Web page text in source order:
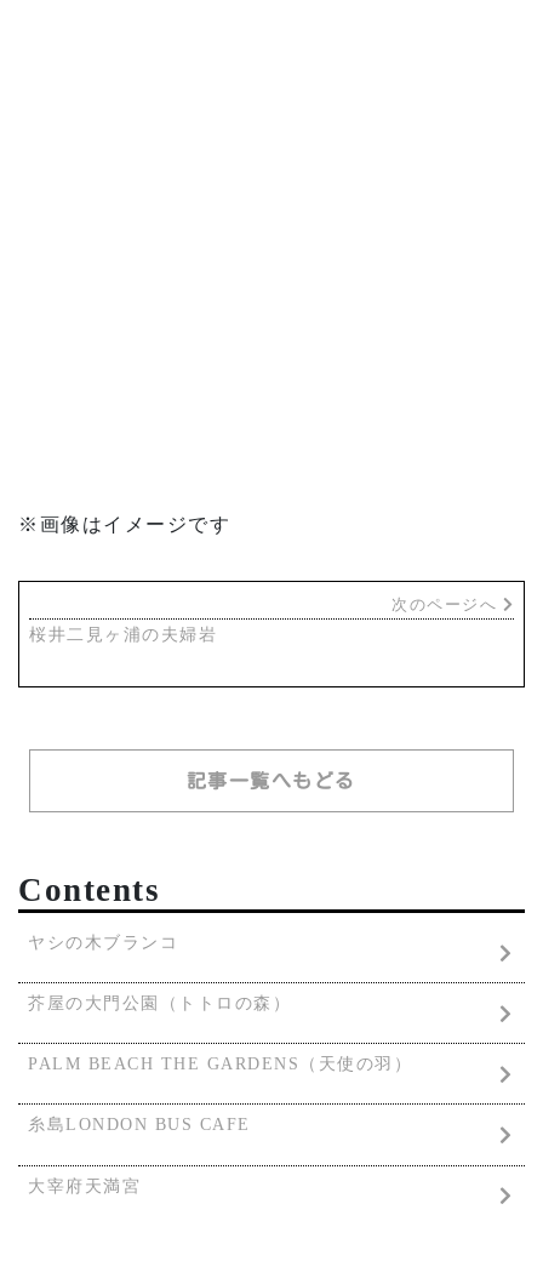
※画像はイメージです
次のページへ
桜井二見ヶ浦の夫婦岩
記事一覧へもどる
Contents
ヤシの木ブランコ
芥屋の大門公園（トトロの森）
PALM BEACH THE GARDENS（天使の羽）
糸島LONDON BUS CAFE
大宰府天満宮